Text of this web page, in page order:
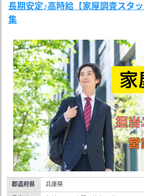
長期安定♪高時給【家屋調査スタ
集
都道府県 兵庫県